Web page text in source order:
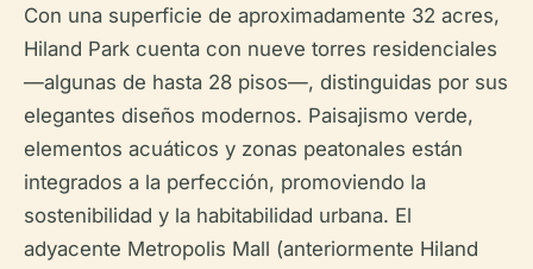
Con una superficie de aproximadamente 32 acres,
Hiland Park cuenta con nueve torres residenciales
—algunas de hasta 28 pisos—, distinguidas por sus
elegantes diseños modernos. Paisajismo verde,
elementos acuáticos y zonas peatonales están
integrados a la perfección, promoviendo la
sostenibilidad y la habitabilidad urbana. El
adyacente Metropolis Mall (anteriormente Hiland